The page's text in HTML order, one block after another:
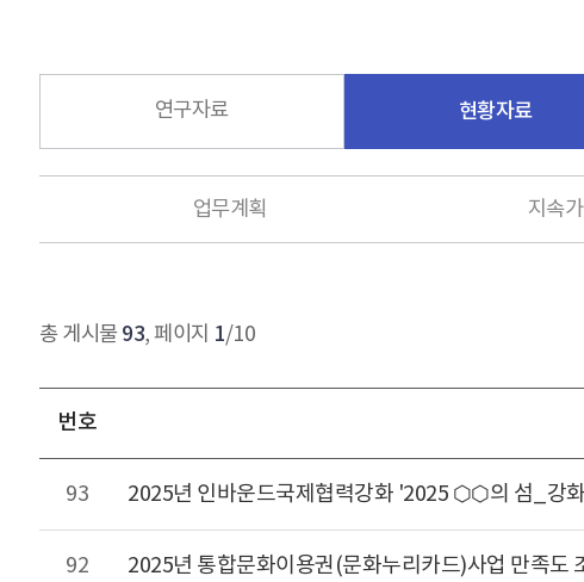
연구자료 현황자료
업무계획 지속
총 게시물 93, 페이지 1/10
번호
93 2025년 인바운드국제협력강화 '2025 ⬡⬡의 섬_강
92 2025년 통합문화이용권(문화누리카드)사업 만족도